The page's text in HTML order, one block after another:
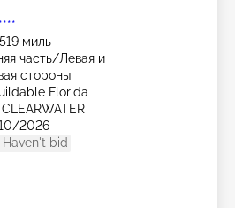
миль
часть/Левая и
стороны
Florida
2026
Haven't bid